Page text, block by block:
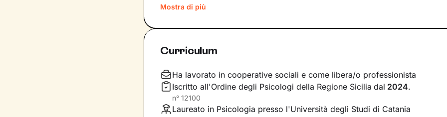
costruzione di una relazione accoglientee di supporto. Ci concentreremo
potrebbero aiutarti ad avere a che fare coi vari aspetti della tua vita con
Infine costruiremo insieme unanuova narrazionedella tua storia, che
ciò che senti e desideri, e che ti guidi nel raggiungimento degliobiettivi di
prefiggi.
Mostra di più
Curriculum
Ha lavorato in cooperative sociali e come libera/o professionista
Iscritto all'Ordine degli Psicologi della Regione Sicilia dal 2024.
n° 12100
Laureato in Psicologia presso l'Università degli Studi di Catania